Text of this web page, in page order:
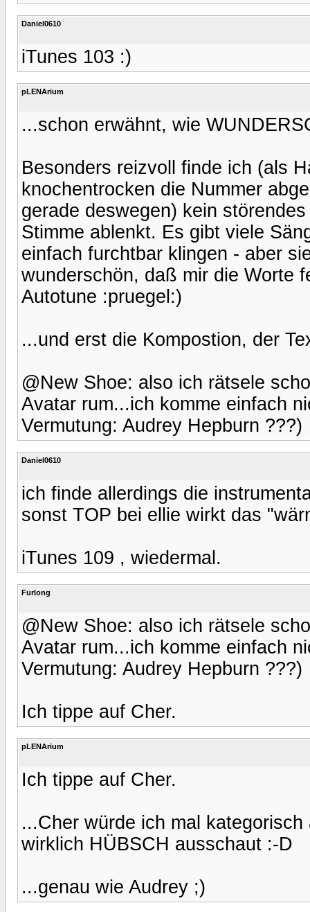
Daniel0610
iTunes 103 :)
pLENArium
...schon erwähnt, wie
Besonders reizvoll finde ich (als
knochentrocken die Nummer
gerade deswegen) kein
Stimme ablenkt. Es gibt viele
einfach furchtbar klingen - aber
wunderschön, daß mir die Worte
Autotune :pruegel:)
...und erst die Kompostion, der
@New Shoe: also ich rätsele
Avatar rum...ich komme einfach
Vermutung: Audrey Hepburn ???)
Daniel0610
ich finde allerdings die
sonst TOP bei ellie wirkt das
iTunes 109 , wiedermal.
Furlong
@New Shoe: also ich rätsele
Avatar rum...ich komme einfach
Vermutung: Audrey Hepburn ???)
Ich tippe auf Cher.
pLENArium
Ich tippe auf Cher.
...Cher würde ich mal
wirklich HÜBSCH ausschaut :-D
...genau wie Audrey ;)